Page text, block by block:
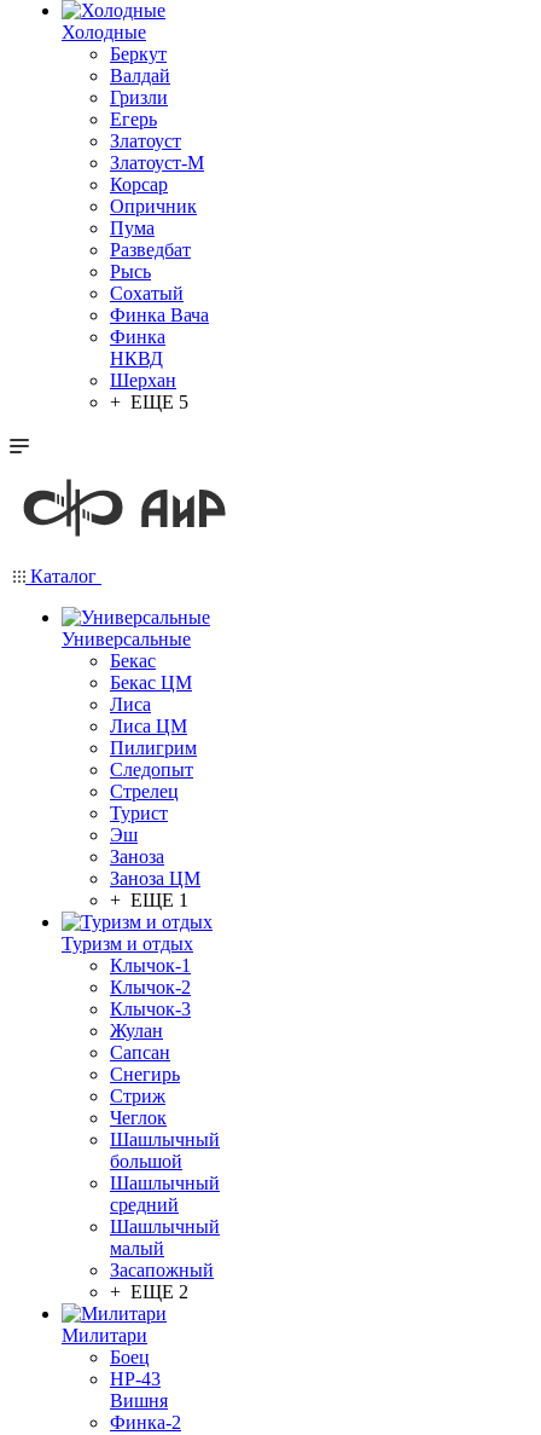
Холодные
Беркут
Валдай
Гризли
Егерь
Златоуст
Златоуст-М
Корсар
Опричник
Пума
Разведбат
Рысь
Сохатый
Финка Вача
Финка
НКВД
Шерхан
+ ЕЩЕ 5
Каталог
Универсальные
Бекас
Бекас ЦМ
Лиса
Лиса ЦМ
Пилигрим
Следопыт
Стрелец
Турист
Эш
Заноза
Заноза ЦМ
+ ЕЩЕ 1
Туризм и отдых
Клычок-1
Клычок-2
Клычок-3
Жулан
Сапсан
Снегирь
Стриж
Чеглок
Шашлычный
большой
Шашлычный
средний
Шашлычный
малый
Засапожный
+ ЕЩЕ 2
Милитари
Боец
НР-43
Вишня
Финка-2